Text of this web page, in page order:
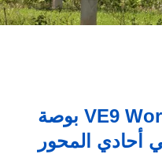
VE9 Worm Gear Slew Drive Reducer 9 بوصة
أحادي المحور